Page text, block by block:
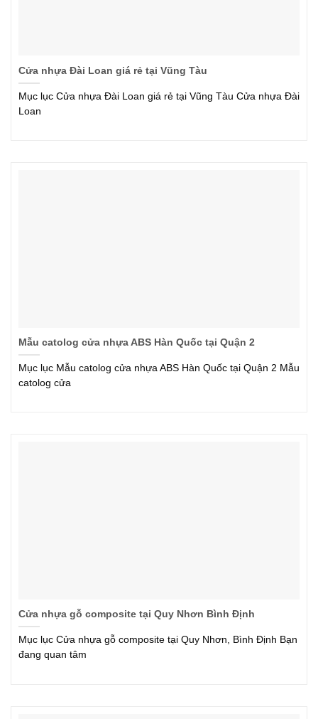
Cửa nhựa Đài Loan giá rẻ tại Vũng Tàu
Mục lục Cửa nhựa Đài Loan giá rẻ tại Vũng Tàu Cửa nhựa Đài
Loan
Mẫu catolog cửa nhựa ABS Hàn Quốc tại Quận 2
Mục lục Mẫu catolog cửa nhựa ABS Hàn Quốc tại Quận 2 Mẫu
catolog cửa
Cửa nhựa gỗ composite tại Quy Nhơn Bình Định
Mục lục Cửa nhựa gỗ composite tại Quy Nhơn, Bình Định Bạn
đang quan tâm